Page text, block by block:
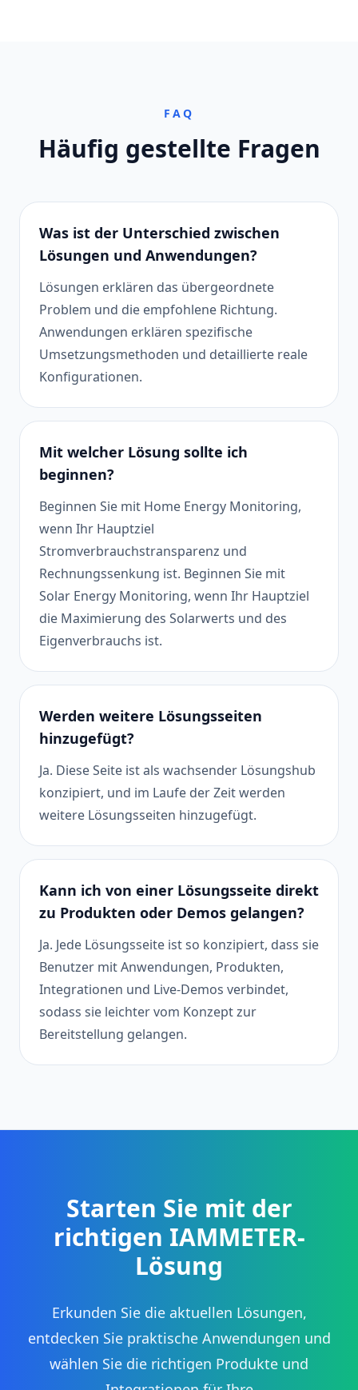
FAQ
Häufig gestellte Fragen
Was ist der Unterschied zwischen
Lösungen und Anwendungen?
Lösungen erklären das übergeordnete
Problem und die empfohlene Richtung.
Anwendungen erklären spezifische
Umsetzungsmethoden und detaillierte reale
Konfigurationen.
Mit welcher Lösung sollte ich
beginnen?
Beginnen Sie mit Home Energy Monitoring,
wenn Ihr Hauptziel
Stromverbrauchstransparenz und
Rechnungssenkung ist. Beginnen Sie mit
Solar Energy Monitoring, wenn Ihr Hauptziel
die Maximierung des Solarwerts und des
Eigenverbrauchs ist.
Werden weitere Lösungsseiten
hinzugefügt?
Ja. Diese Seite ist als wachsender Lösungshub
konzipiert, und im Laufe der Zeit werden
weitere Lösungsseiten hinzugefügt.
Kann ich von einer Lösungsseite direkt
zu Produkten oder Demos gelangen?
Ja. Jede Lösungsseite ist so konzipiert, dass sie
Benutzer mit Anwendungen, Produkten,
Integrationen und Live-Demos verbindet,
sodass sie leichter vom Konzept zur
Bereitstellung gelangen.
Starten Sie mit der
richtigen IAMMETER-
Lösung
Erkunden Sie die aktuellen Lösungen,
entdecken Sie praktische Anwendungen und
wählen Sie die richtigen Produkte und